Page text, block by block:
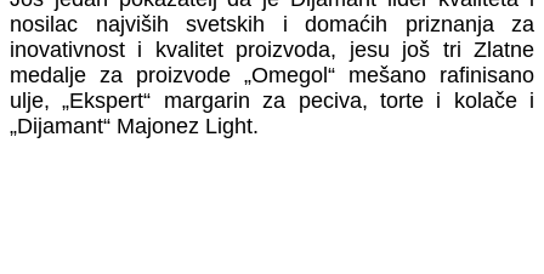
nosilac najviših svetskih i domaćih priznanja za
inovativnost i kvalitet proizvoda, jesu još tri Zlatne
medalje za proizvode „Omegol“ mešano rafinisano
ulje, „Ekspert“ margarin za peciva, torte i kolače i
„Dijamant“ Majonez Light.